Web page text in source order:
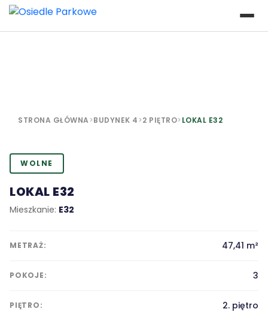
STRONA GŁÓWNA>BUDYNEK 4>2 PIĘTRO> LOKAL E32
WOLNE
LOKAL E32
Mieszkanie: E32
METRAŻ: 47,41 m²
POKOJE: 3
PIĘTRO: 2. piętro